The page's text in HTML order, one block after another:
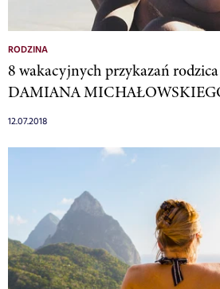
RODZINA
8 wakacyjnych przykazań
DAMIANA
12.07.2018